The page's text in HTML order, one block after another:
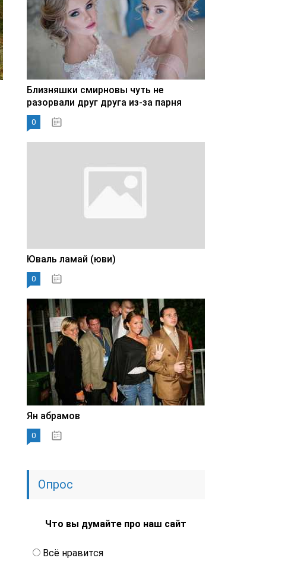
Близняшки смирновы чуть не
разорвали друг друга из-за парня
0
Юваль ламай (юви)
0
Ян абрамов
0
Опрос
Что вы думайте про наш сайт
Всё нравится